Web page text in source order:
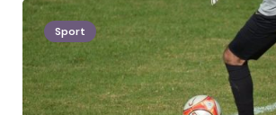
Sport